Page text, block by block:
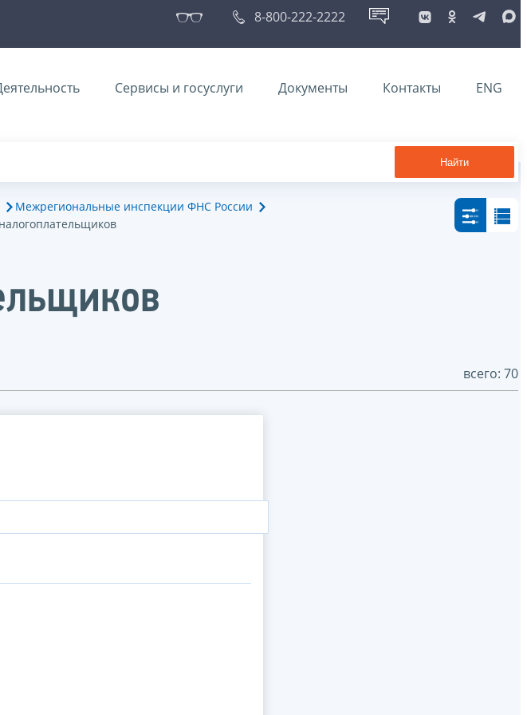
8-800-222-2222
Сервисы и госуслуги Документы Контакты ENG
Найти
Межрегиональные инспекции ФНС России
всего: 70